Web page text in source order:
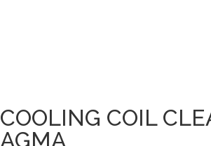
COOLING COIL
AGMA